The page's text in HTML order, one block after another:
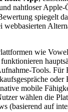
nahtloser
spiegelt
webbasierten
wie
Tools. Für
oder
mobile
wählen die
(basierend auf